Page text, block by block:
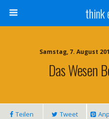
think
Samstag, 7. August
Das Wesen
Teilen Tweet